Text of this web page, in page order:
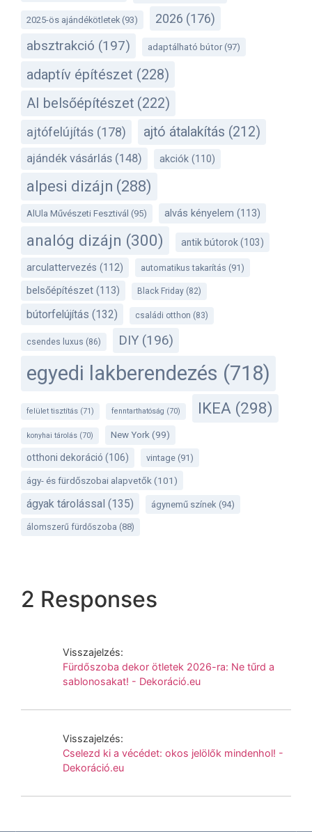
2025-ös ajándékötletek (93) 2026 (176)
absztrakció (197) adaptálható bútor(97)
adaptív építészet (228)
AI belsőépítészet (222)
ajtófelújítás (178) ajtó átalakítás (212)
ajándék vásárlás (148) akciók (110)
alpesi dizájn (288)
AlUla Művészeti Fesztivál (95) alvás kényelem (113)
analóg dizájn (300) antik bútorok(103)
arculattervezés (112) automatikus takarítás (91)
belsőépítészet (113) Black Friday (82)
bútorfelújítás (132) családi otthon (83)
csendes luxus (86) DIY (196)
egyedi lakberendezés (718)
felület tisztítás (71) fenntarthatóság (70) IKEA (298)
konyhai tárolás (70) New York (99)
otthoni dekoráció (106) vintage (91)
ágy- és fürdőszobai alapvetők(101)
ágyak tárolással (135) ágynemű színek (94)
álomszerű fürdőszoba (88)
2 Responses
Visszajelzés:
Fürdőszoba dekor ötletek 2026-ra: Ne tűrd a
sablonosakat! - Dekoráció.eu
Visszajelzés:
Cselezd ki a vécédet: okos jelölők mindenhol! -
Dekoráció.eu